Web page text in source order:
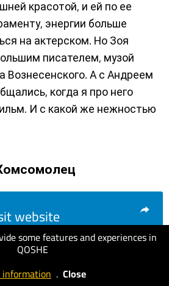
some features and experiences in
QOSHE
. Close
красотой, и ей по ее
энергии больше
на актерском. Но Зоя
писателем, музой
Вознесенского. А с Андреем
когда я про него
И с какой же нежностью
website